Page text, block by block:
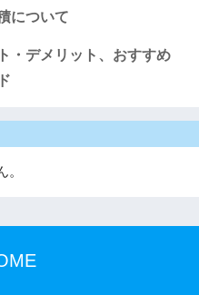
について
・デメリット、おすすめ